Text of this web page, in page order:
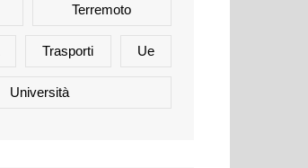
Terremoto
Trasporti Ue
Università